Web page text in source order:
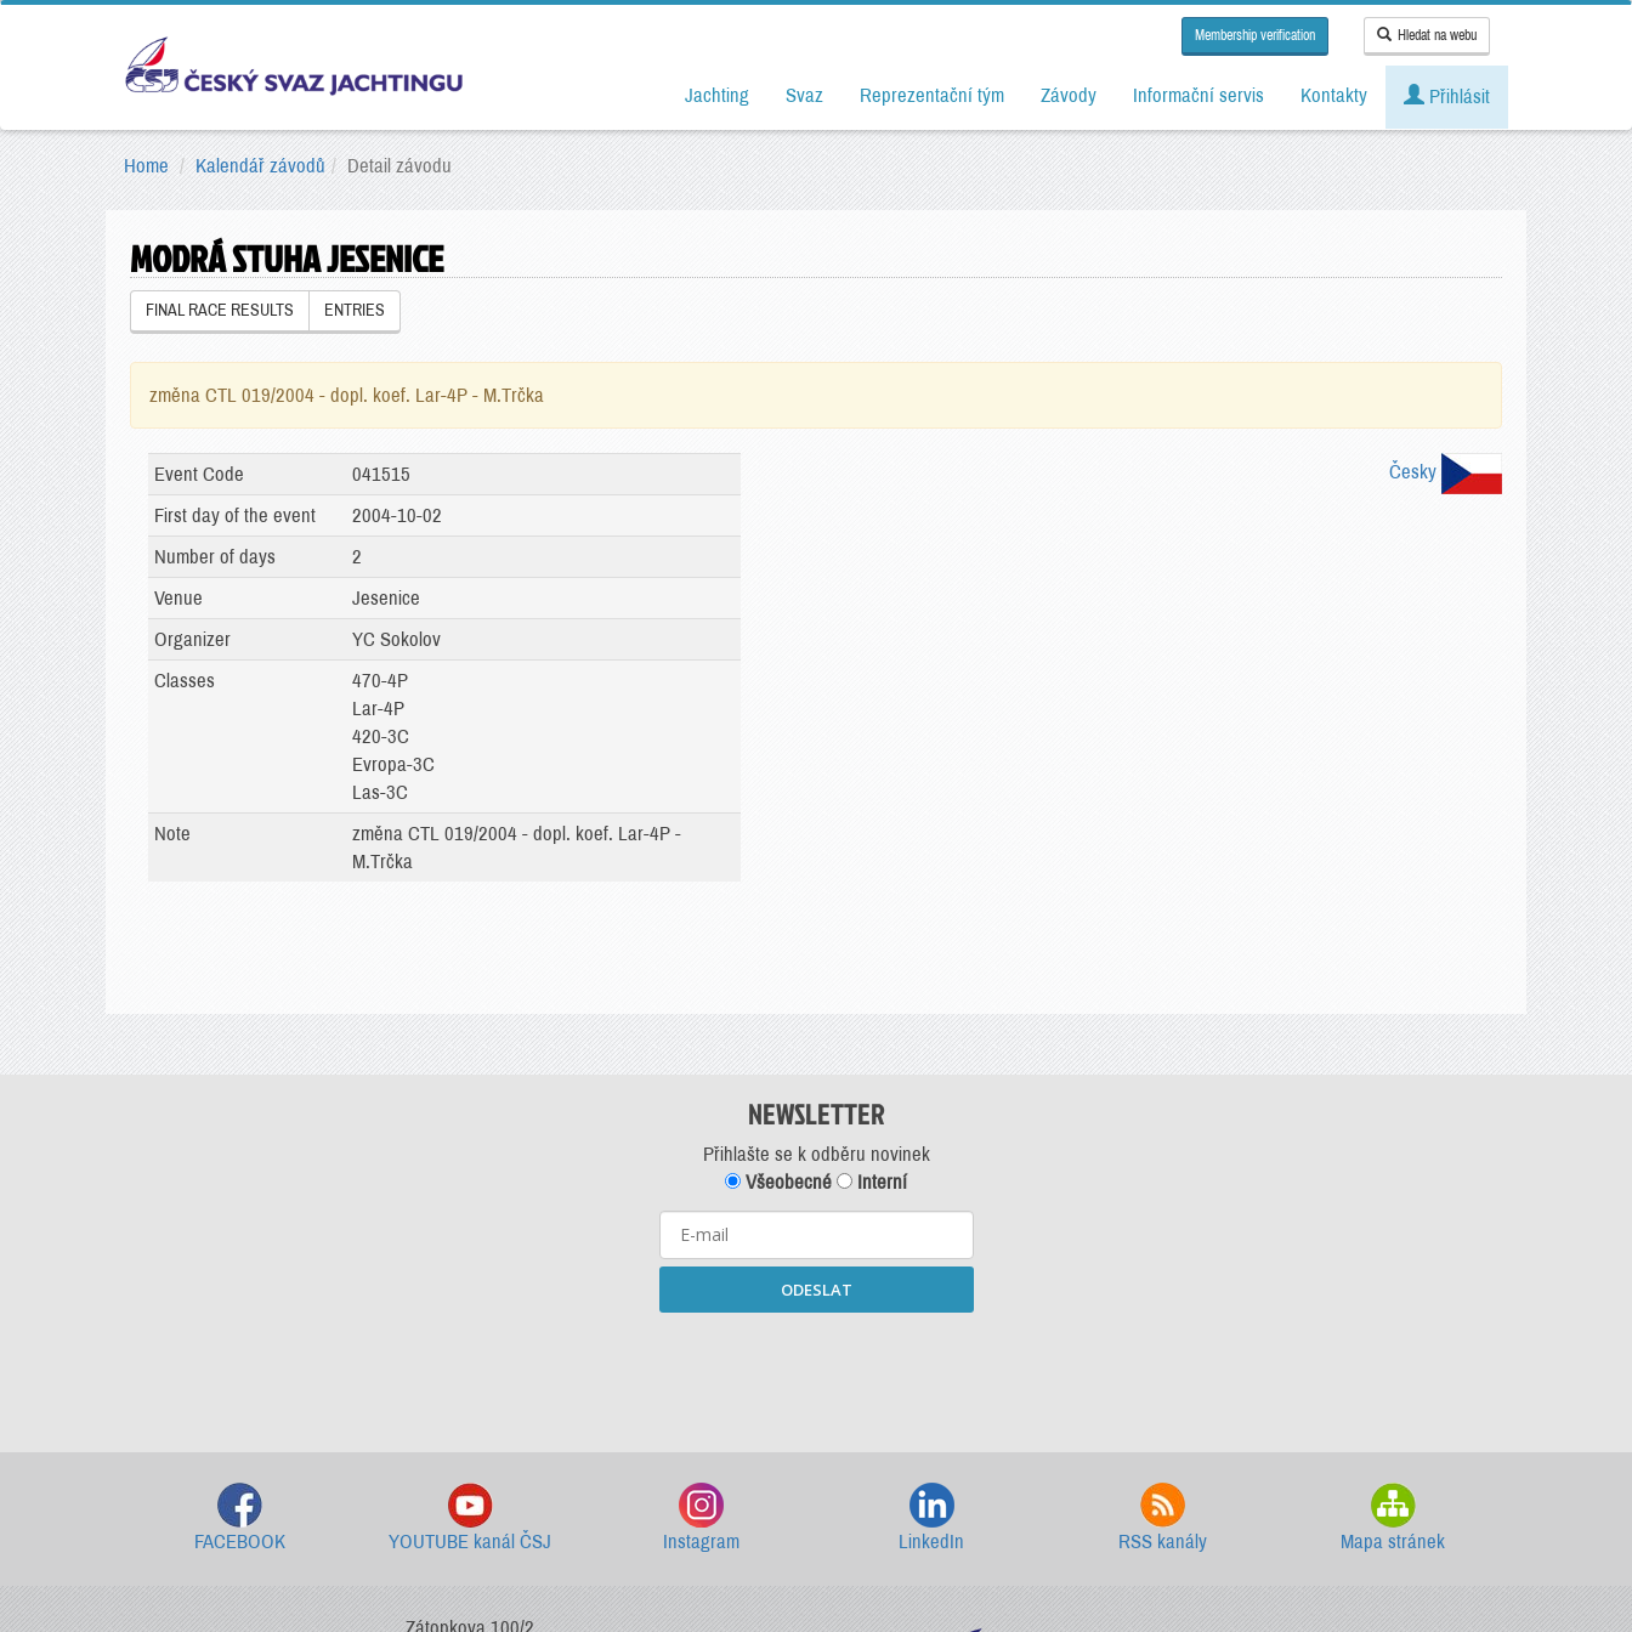
Membership verification Hledat na webu
Jachting Svaz Reprezentační tým Závody Informační servis Kontakty Přihlásit
Home Kalendář závodů Detail závodu
MODRÁ STUHA JESENICE
FINAL RACE RESULTS ENTRIES
změna CTL 019/2004 - dopl. koef. Lar-4P - M.Trčka
Česky
Event Code
041515
First day of the event
2004-10-02
Number of days
2
Venue
Jesenice
Organizer
YC Sokolov
Classes
470-4P
Lar-4P
420-3C
Evropa-3C
Las-3C
Note
změna CTL 019/2004 - dopl. koef. Lar-4P -
M.Trčka
NEWSLETTER
Přihlašte se k odběru novinek
Všeobecné
Interní
ODESLAT
FACEBOOK YOUTUBE kanál ČSJ Instagram LinkedIn RSS kanály Mapa stránek
Zátopkova 100/2